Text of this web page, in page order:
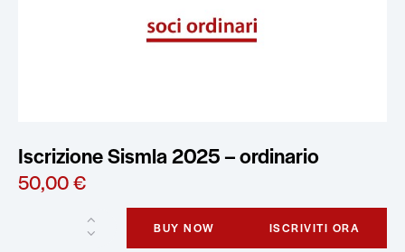
Iscrizione Sismla 2025 – ordinario
50,00€
BUY NOW ISCRIVITI ORA